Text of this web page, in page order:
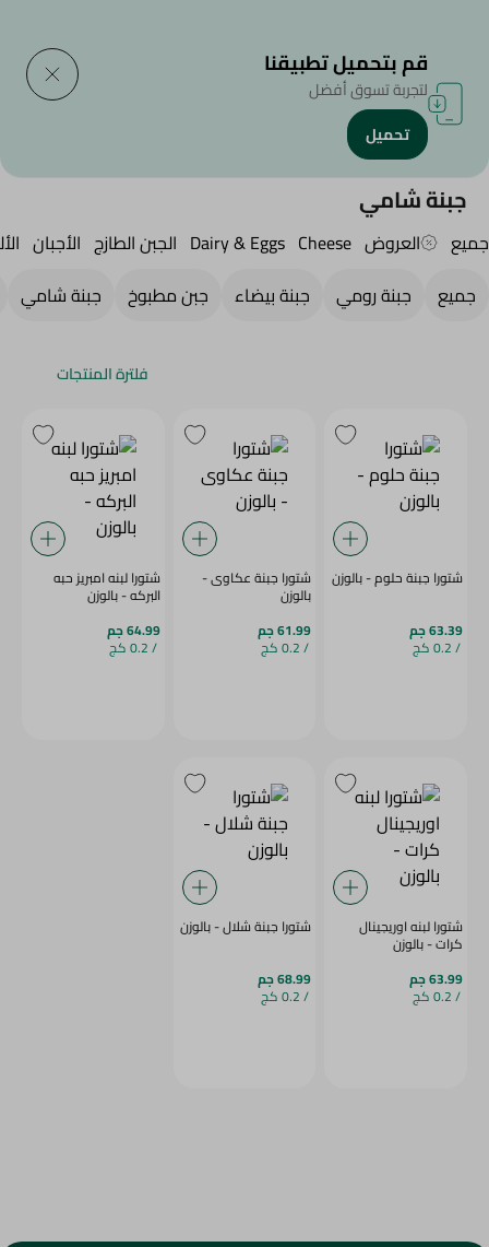
الرئيسية /الجبن,منتجات الألبان والبيض
جبنة شامي
جبنة شامي
جميع العروض Cheese
Dairy & Eggs الجبن الطازج الأجبان
جميع
جبنة رومي جبنة بيضاء جبن مطبوخ جبنة شامي
فلترة المنتجات
شتورا جبنة حلوم - بالوزن
63.39 جم
/ 0.2 كج
شتورا جبنة عكاوى -
بالوزن
61.99 جم
/ 0.2 كج
شتورا لبنه امبريز حبه
البركه - بالوزن
64.99 جم
/ 0.2 كج
شتورا لبنه اوريجينال
كرات - بالوزن
63.99 جم
/ 0.2 كج
شتورا جبنة شلال - بالوزن
68.99 جم
/ 0.2 كج
قم بتحميل تطبيقنا
لتجربة تسوق أفضل
تحميل